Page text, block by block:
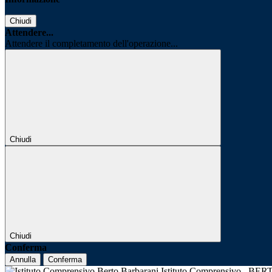
Chiudi
Attendere...
Attendere il completamento dell'operazione...
Chiudi
Chiudi
Conferma
Annulla Conferma